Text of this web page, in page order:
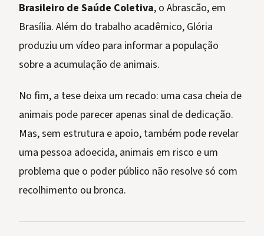
Brasileiro de Saúde Coletiva, o Abrascão, em
Brasília. Além do trabalho acadêmico, Glória
produziu um vídeo para informar a população
sobre a acumulação de animais.
No fim, a tese deixa um recado: uma casa cheia de
animais pode parecer apenas sinal de dedicação.
Mas, sem estrutura e apoio, também pode revelar
uma pessoa adoecida, animais em risco e um
problema que o poder público não resolve só com
recolhimento ou bronca.